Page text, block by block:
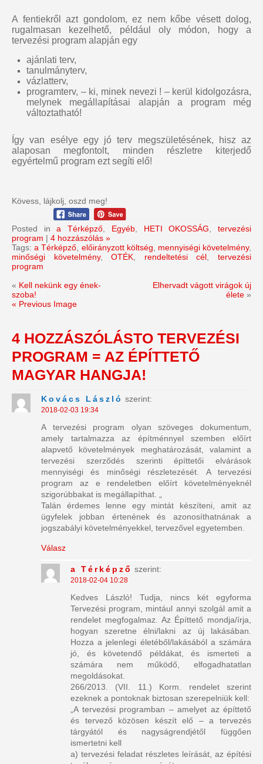
A fentiekről azt gondolom, ez nem kőbe vésett dolog,
rugalmasan kezelhető, például oly módon, hogy a
tervezési program alapján egy
ajánlati terv,
tanulmányterv,
vázlatterv,
programterv, – ki, minek nevezi ! – kerül kidolgozásra,
melynek megállapításai alapján a program még
változtatható!
Így van esélye egy jó terv megszületésének, hisz az
alaposan megfontolt, minden részletre kiterjedő
egyértelmű program ezt segíti elő!
Kövess, lájkolj, oszd meg!
Posted ina Térképző Egyéb, HETI OKOSSÁG ,tervezési
program | 4 hozzászólás »
Tags:a Térképző előirányzott költség mennyiségi követelmény,
minőségi követelmény,OTÉK rendeltetési cél ,tervezési
program
« Kell nekünk egy ének-
szoba!
Elhervadt vágott virágok új
élete »
« Previous Image
4 HOZZÁSZÓLÁSTO TERVEZÉSI
PROGRAM = AZ ÉPÍTTETŐ
MAGYAR HANGJA!
Kovács László szerint:
2018-02-03 19:34
A tervezési program olyan szöveges dokumentum,
amely tartalmazza az építménnyel szemben előírt
alapvető követelmények meghatározását, valamint a
tervezési szerződés szerinti építtetői elvárások
mennyiségi és minőségi részletezését. A tervezési
program az e rendeletben előírt követelményeknél
szigorúbbakat is megállapíthat. „
Talán érdemes lenne egy mintát készíteni, amit az
ügyfelek jobban értenének és azonosíthatnának a
jogszabályi követelményekkel, tervezővel egyetemben.
Válasz
a Térképző szerint:
2018-02-04 10:28
Kedves László! Tudja, nincs két egyforma
Tervezési program, mintául annyi szolgál amit a
rendelet megfogalmaz. Az Építtető mondja/írja,
hogyan szeretne élni/lakni az új lakásában.
Hozza a jelenlegi életéből/lakásából a számára
jó, és követendő példákat, és ismerteti a
számára nem működő, elfogadhatatlan
megoldásokat.
266/2013. (VII. 11.) Korm. rendelet szerint
ezeknek a pontoknak biztosan szerepelniük kell:
„A tervezési programban – amelyet az építtető
és tervező közösen készít elő – a tervezés
tárgyától és nagyságrendjétől függően
ismertetni kell
a) tervezési feladat részletes leírását, az építési